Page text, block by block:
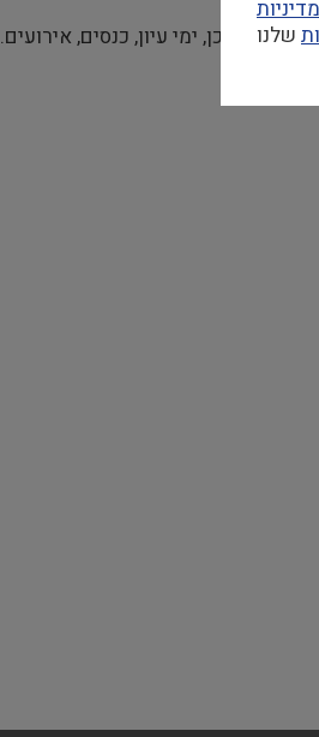
התוכן, ימי עיון, כנסים, אירועים.